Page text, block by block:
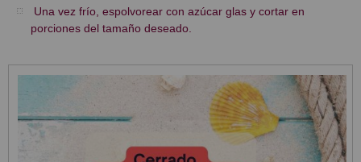
Una vez frío, espolvorear con azúcar glas y cortar en
porciones del tamaño deseado.